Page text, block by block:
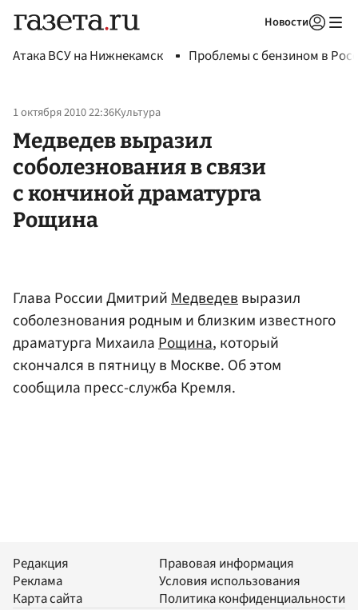
Новости
Атака ВСУ на Нижнекамск Проблемы с бензином в
1 октября 2010 22:36Культура
Медведев выразил
соболезнования в связи
с кончиной драматурга
Рощина
Глава России ДмитрийМедведеввыразил
соболезнования родным и близким известного
драматурга МихаилаРощина, который
скончался в пятницу в Москве. Об этом
сообщила пресс-служба Кремля.
Редакция
Реклама
Карта сайта
Правовая информация
Условия использования
Политика конфиденциальности